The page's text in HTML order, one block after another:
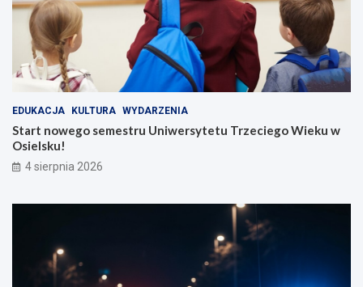
EDUKACJA KULTURA WYDARZENIA
Start nowego semestru Uniwersytetu Trzeciego Wieku w
Osielsku!
4 sierpnia 2026